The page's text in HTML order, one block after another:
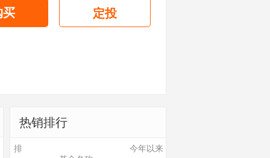
买 定投
热销排行
排 今年以来